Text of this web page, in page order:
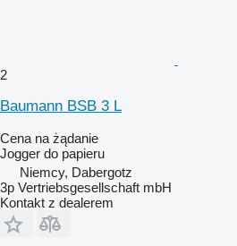
2
Baumann BSB 3 L
Cena na żądanie
Jogger do papieru
Niemcy, Dabergotz
3p Vertriebsgesellschaft mbH
Kontakt z dealerem